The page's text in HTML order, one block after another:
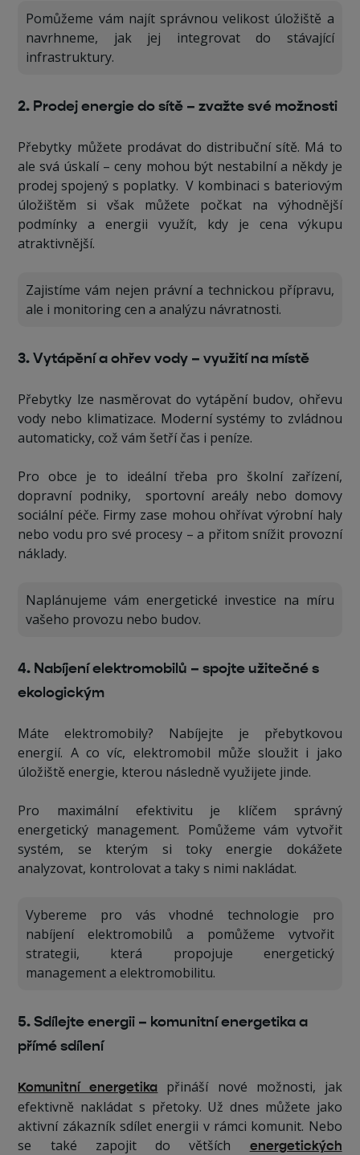
Pomůžeme vám najít správnou velikost úložiště a
navrhneme, jak jej integrovat do stávající
infrastruktury.
2. Prodej energie do sítě – zvažte své možnosti
Přebytky můžete prodávat do distribuční sítě. Má to
ale svá úskalí – ceny mohou být nestabilní a někdy je
prodej spojený s poplatky. V kombinaci s bateriovým
úložištěm si však můžete počkat na výhodnější
podmínky a energii využít, kdy je cena výkupu
atraktivnější.
Zajistíme vám nejen právní a technickou přípravu,
ale i monitoring cen a analýzu návratnosti.
3. Vytápění a ohřev vody – využití na místě
Přebytky lze nasměrovat do vytápění budov, ohřevu
vody nebo klimatizace. Moderní systémy to zvládnou
automaticky, což vám šetří čas i peníze.
Pro obce je to ideální třeba pro školní zařízení,
dopravní podniky, sportovní areály nebo domovy
sociální péče. Firmy zase mohou ohřívat výrobní haly
nebo vodu pro své procesy – a přitom snížit provozní
náklady.
Naplánujeme vám energetické investice na míru
vašeho provozu nebo budov.
4. Nabíjení elektromobilů – spojte užitečné s
ekologickým
Máte elektromobily? Nabíjejte je přebytkovou
energií. A co víc, elektromobil může sloužit i jako
úložiště energie, kterou následně využijete jinde.
Pro maximální efektivitu je klíčem správný
energetický management. Pomůžeme vám vytvořit
systém, se kterým si toky energie dokážete
analyzovat, kontrolovat a taky s nimi nakládat.
Vybereme pro vás vhodné technologie pro
nabíjení elektromobilů a pomůžeme vytvořit
strategii, která propojuje energetický
management a elektromobilitu.
5. Sdílejte energii – komunitní energetika a
přímé sdílení
Komunitní energetika
přináší nové možnosti, jak
efektivně nakládat s přetoky. Už dnes můžete jako
aktivní zákazník sdílet energii v rámci komunit. Nebo
se také zapojit do větších energetických